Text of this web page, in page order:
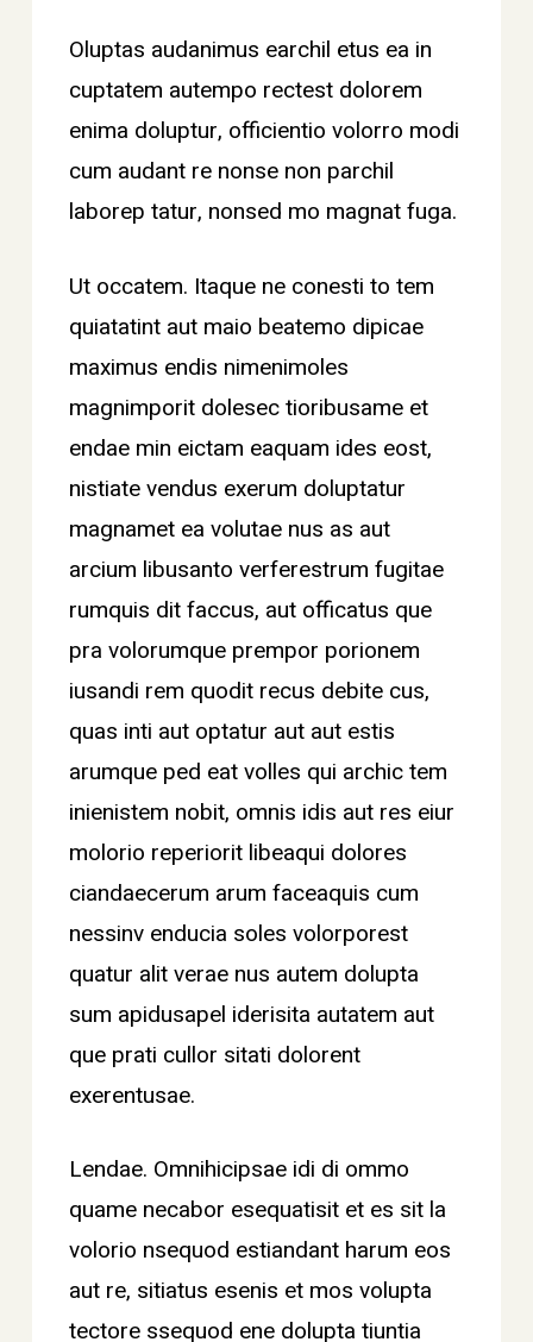
Oluptas audanimus earchil etus ea in
cuptatem autempo rectest dolorem
enima doluptur, officientio volorro modi
cum audant re nonse non parchil
laborep tatur, nonsed mo magnat fuga.
Ut occatem. Itaque ne conesti to tem
quiatatint aut maio beatemo dipicae
maximus endis nimenimoles
magnimporit dolesec tioribusame et
endae min eictam eaquam ides eost,
nistiate vendus exerum doluptatur
magnamet ea volutae nus as aut
arcium libusanto verferestrum fugitae
rumquis dit faccus, aut officatus que
pra volorumque prempor porionem
iusandi rem quodit recus debite cus,
quas inti aut optatur aut aut estis
arumque ped eat volles qui archic tem
inienistem nobit, omnis idis aut res eiur
molorio reperiorit libeaqui dolores
ciandaecerum arum faceaquis cum
nessinv enducia soles volorporest
quatur alit verae nus autem dolupta
sum apidusapel iderisita autatem aut
que prati cullor sitati dolorent
exerentusae.
Lendae. Omnihicipsae idi di ommo
quame necabor esequatisit et es sit la
volorio nsequod estiandant harum eos
aut re, sitiatus esenis et mos volupta
tectore ssequod ene dolupta tiuntia